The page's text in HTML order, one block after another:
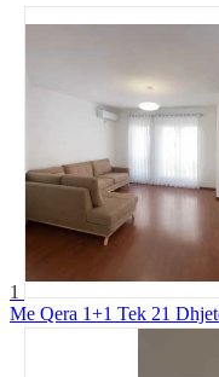
1
Me Qera 1+1 Tek 21